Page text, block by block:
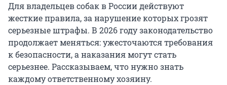
Для владельцев собак в России действуют
жесткие правила, за нарушение которых грозят
серьезные штрафы. В 2026 году законодательство
продолжает меняться: ужесточаются требования
к безопасности, а наказания могут стать
серьезнее. Рассказываем, что нужно знать
каждому ответственному хозяину.